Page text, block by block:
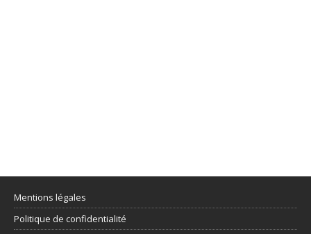
Mentions légales
Politique de confidentialité